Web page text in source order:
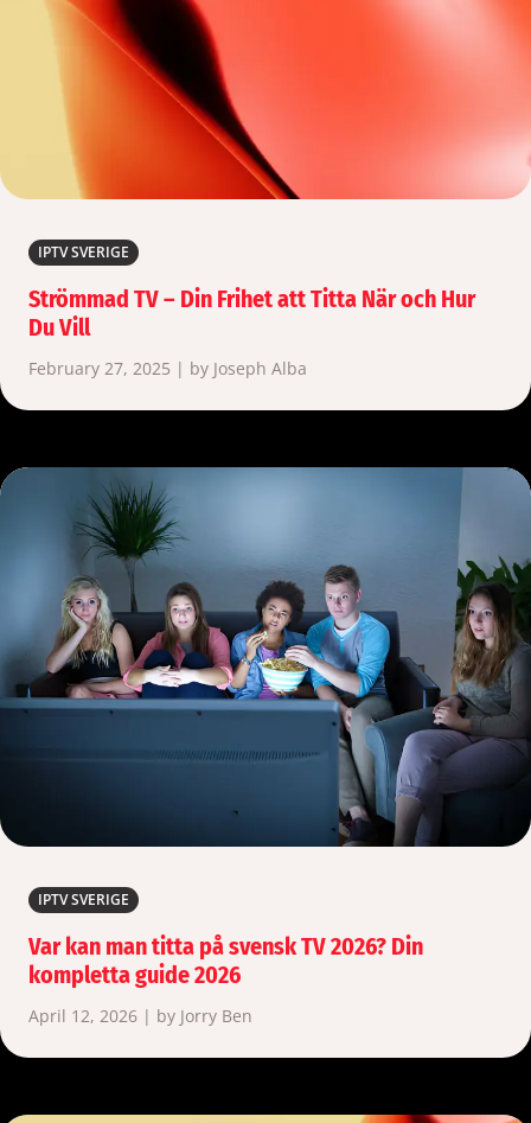
IPTV SVERIGE
Strömmad TV – Din Frihet att Titta När och Hur
Du Vill
February 27, 2025 | by Joseph Alba
IPTV SVERIGE
Var kan man titta på svensk TV 2026? Din
kompletta guide 2026
April 12, 2026 | by Jorry Ben